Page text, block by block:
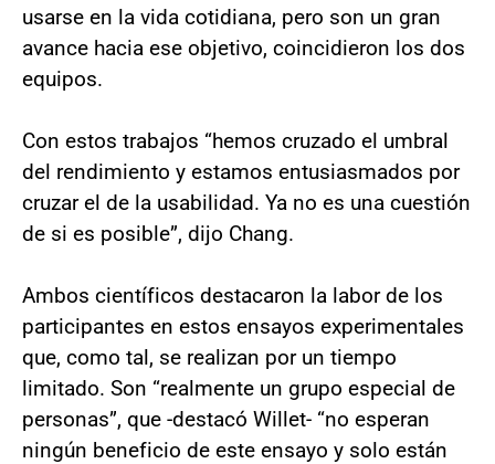
usarse en la vida cotidiana, pero son un gran
avance hacia ese objetivo, coincidieron los dos
equipos.
Con estos trabajos “hemos cruzado el umbral
del rendimiento y estamos entusiasmados por
cruzar el de la usabilidad. Ya no es una cuestión
de si es posible”, dijo Chang.
Ambos científicos destacaron la labor de los
participantes en estos ensayos experimentales
que, como tal, se realizan por un tiempo
limitado. Son “realmente un grupo especial de
personas”, que -destacó Willet- “no esperan
ningún beneficio de este ensayo y solo están